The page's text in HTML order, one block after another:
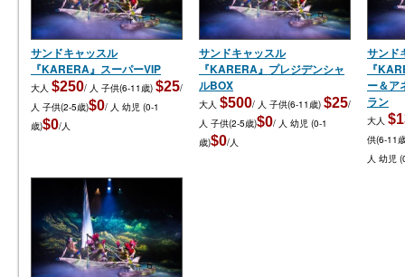
サンドキャッスル
『KARERA』スーパーVIP
大人 $250/ 人 子供(6-11歳) $25/
人 子供(2-5歳)$0/ 人 幼児 (0-1
歳)$0/人
サンドキャッスル
『KARERA』プレジデンシャ
ルBOX
大人 $500/ 人 子供(6-11歳) $25/
人 子供(2-5歳)$0/ 人 幼児 (0-1
歳)$0/人
サンド
『
ー＆ア
ラン
大人
供(6-11
人 幼児